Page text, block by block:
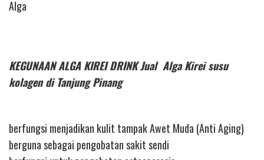
Alga
KEGUNAAN ALGA KIREI DRINK Jual Alga Kirei susu
kolagen di Tanjung Pinang
berfungsi menjadikan kulit tampak Awet Muda (Anti Aging)
berguna sebagai pengobatan sakit sendi